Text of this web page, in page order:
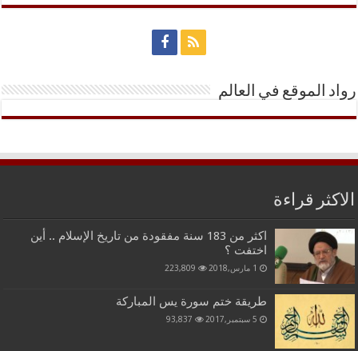
رواد الموقع في العالم
الاكثر قراءة
اكثر من 183 سنة مفقودة من تاريخ الإسلام .. أين
اختفت ؟
1 مارس,2018 223,809
طريقة ختم سورة يس المباركة
5 سبتمبر,2017 93,837